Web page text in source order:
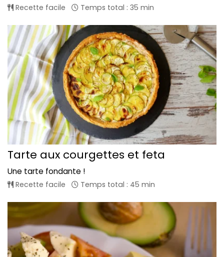
Recette facile Temps total : 35 min
Tarte aux courgettes et feta
Une tarte fondante !
Recette facile Temps total : 45 min